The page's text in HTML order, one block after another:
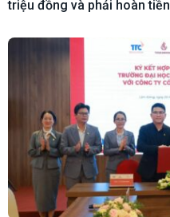
triệu đồng và phải hoàn tiền